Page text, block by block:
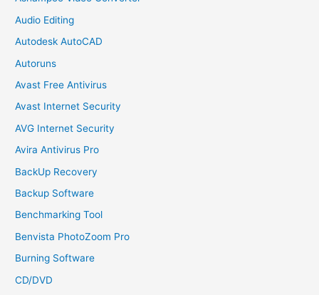
Audio Editing
Autodesk AutoCAD
Autoruns
Avast Free Antivirus
Avast Internet Security
AVG Internet Security
Avira Antivirus Pro
BackUp Recovery
Backup Software
Benchmarking Tool
Benvista PhotoZoom Pro
Burning Software
CD/DVD